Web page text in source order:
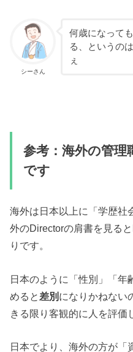
シーさん
何歳になって
る、というの
ぇ
参考：海外の管理
です
海外は日本以上に「学歴社
外のDirectorの肩書を見ると
りです。
日本のように「性別」「年
めると 差別 になりかねない
きる限り客観的に人を評価
日本でより、海外の方が「